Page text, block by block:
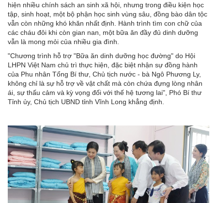
hiện nhiều chính sách an sinh xã hội, nhưng trong điều kiện học
tập, sinh hoạt, một bộ phận học sinh vùng sâu, đồng bào dân tộc
vẫn còn những khó khăn nhất định. Hành trình tìm con chữ của
các cháu đôi khi còn gian nan, một bữa ăn đầy đủ dinh dưỡng
vẫn là mong mỏi của nhiều gia đình.
"Chương trình hỗ trợ "Bữa ăn dinh dưỡng học đường" do Hội
LHPN Việt Nam chủ trì thực hiện, đặc biệt nhận sự đồng hành
của Phu nhân Tổng Bí thư, Chủ tịch nước - bà Ngô Phương Ly,
không chỉ là sự hỗ trợ về vật chất mà còn chứa đựng lòng nhân
ái, sự thấu cảm và kỳ vọng đối với thế hệ tương lai", Phó Bí thư
Tỉnh ủy, Chủ tịch UBND tỉnh Vĩnh Long khẳng định.